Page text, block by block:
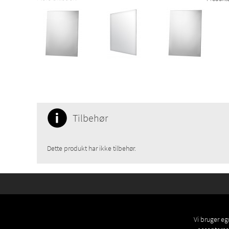
Tilbehør
Dette produkt har ikke tilbehør.
Vi bruger